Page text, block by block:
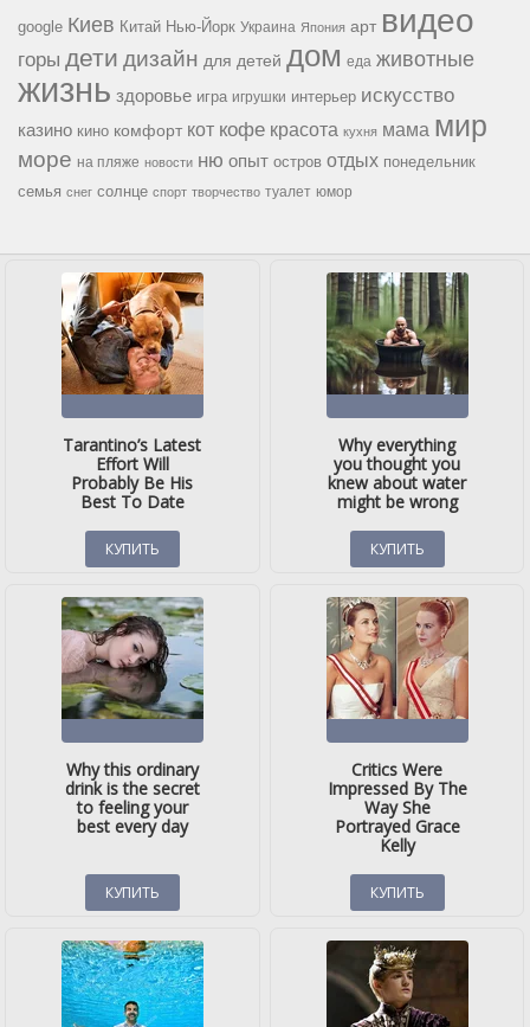
google Киев Китай Нью-Йорк Украина Япония арт видео
горы дети дизайн для детей дом еда животные
жизнь здоровье игра игрушки интерьер искусство
казино кино комфорт кот кофе красота кухня мама мир
море на пляже новости ню опыт остров отдых понедельник
семья снег солнце спорт творчество туалет юмор